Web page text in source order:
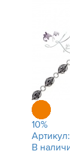
10%
Артикул:
В